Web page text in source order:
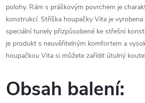
polohy. Rám s práškovým povrchem je
konstrukcí. Stříška houpačky Vita je
speciální tunely přizpůsobené ke střešní
je produkt s neuvěřitelným komfortem a
houpačkou Vita si můžete zařídit útulný
Obsah balení: